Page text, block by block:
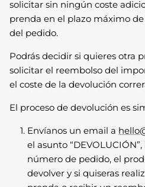
solicitar sin ningún coste
prenda en el plazo máximo
del pedido.
Podrás decidir si quieres otra
solicitar el reembolso del
el coste de la devolución
El proceso de devolución es
Envíanos un email a
el asunto
número de pedido, el
devolver y si quiseras